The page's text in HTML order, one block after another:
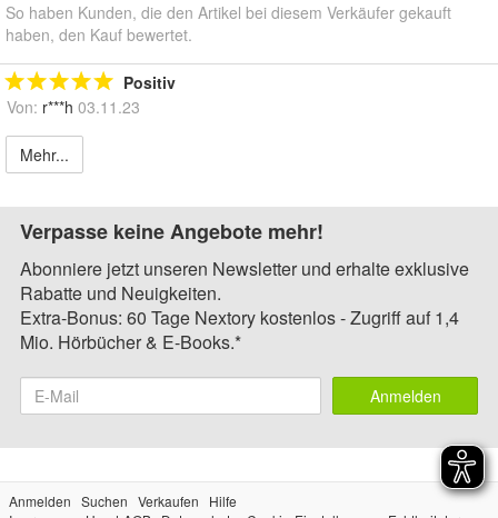
So haben Kunden, die den Artikel bei diesem Verkäufer gekauft
haben, den Kauf bewertet.
Positiv
Von: r***h 03.11.23
Mehr...
Verpasse keine Angebote mehr!
Abonniere jetzt unseren Newsletter und erhalte exklusive
Rabatte und Neuigkeiten.
Extra-Bonus: 60 Tage Nextory kostenlos - Zugriff auf 1,4
Mio. Hörbücher & E-Books.*
Anmelden
Anmelden Suchen Verkaufen
Hilfe